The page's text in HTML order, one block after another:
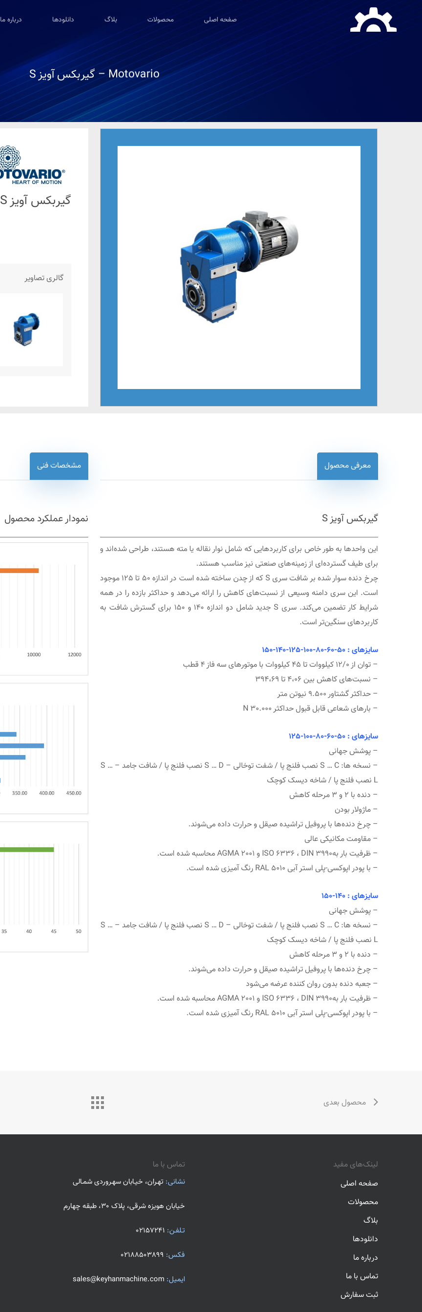
صفحه اصلی محصولات بلاگ دانلودها درباره ما
Motovario – گیربکس آویز S
گیربکس آویز S
گالری تصاویر
مشخصات فنی
نمودار عملکرد محصول
معرفی محصول
گیربکس آویز S
این واحدها به طور خاص برای کاربردهایی که شامل نوار نقاله یا مته هستند، طراحی شده‌اند و
برای طیف گسترده‌ای از زمینه‌های صنعتی نیز مناسب هستند.
چرخ دنده سوار شده بر شافت سری S که از چدن ساخته شده است در اندازه 50 تا 125 موجود
است. این سری دامنه وسیعی از نسبت‌های کاهش را ارائه می‌دهد و حداکثر بازده را در همه
شرایط کار تضمین می‌کند. سری S جدید شامل دو اندازه 140 و 150 برای گسترش شافت به
کاربردهای سنگین‌تر است.
سایزهای : 50-60-80-100-125-140-150
– توان از 12/0 کیلووات تا 45 کیلووات با موتورهای سه فاز 4 قطب
– نسبت‌های کاهش بین 4،06 تا 394،69
– حداکثر گشتاور 9.500 نیوتن متر
– بارهای شعاعی قابل قبول حداکثر 30.000 N
سایزهای : 50-60-80-100-125
– پوشش جهانی
– نسخه ها: S … C نصب فلنج پا / شفت توخالی – S … D نصب فلنج پا / شافت جامد – S …
L نصب فلنج پا / شاخه دیسک کوچک
– دنده با 2 و 3 مرحله کاهش
– ماژولار بودن
– چرخ دنده‌ها با پروفیل تراشیده صیقل و حرارت داده می‌شوند.
– مقاومت مکانیکی عالی
– ظرفیت بار بهISO 6336 ، DIN 3990 و AGMA 2001 محاسبه شده است.
– با پودر اپوکسی-پلی استر آبی RAL 5010 رنگ آمیزی شده است.
سایزهای : 140-150
– پوشش جهانی
– نسخه ها: S … C نصب فلنج پا / شفت توخالی – S … D نصب فلنج پا / شافت جامد – S …
L نصب فلنج پا / شاخه دیسک کوچک
– دنده با 2 و 3 مرحله کاهش
– چرخ دنده‌ها با پروفیل تراشیده صیقل و حرارت داده می‌شوند.
– جعبه دنده بدون روان کننده عرضه می‌شود
– ظرفیت بار بهISO 6336 ، DIN 3990 و AGMA 2001 محاسبه شده است.
– با پودر اپوکسی-پلی استر آبی RAL 5010 رنگ آمیزی شده است.
محصول بعدی
تماس با ما
نشانی: تهـران، خیـابان سهـروردی شمـالی
خیابان هویزه شرقی، پلاک 30، طبقه چهارم
تـلفـن: 02157241
فکس: 02188503899
ایمیل: sales@keyhanmachine.com
لینک‌های مفید
صفحه اصلی
محصولات
بلاگ
دانلودها
درباره ما
تماس با ما
ثبت سفارش